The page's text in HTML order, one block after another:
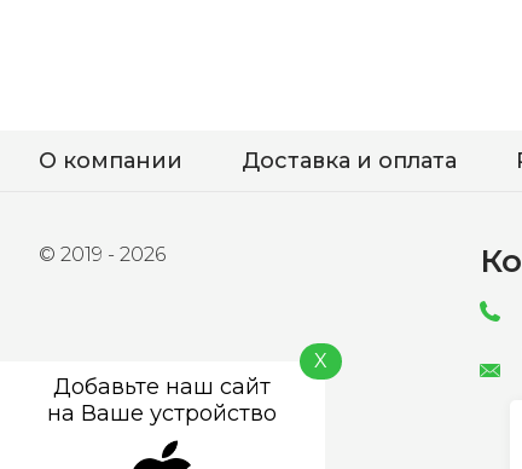
О компании Доставка и оплата
© 2019 - 2026
X
Добавьте наш сайт
на Ваше устройство